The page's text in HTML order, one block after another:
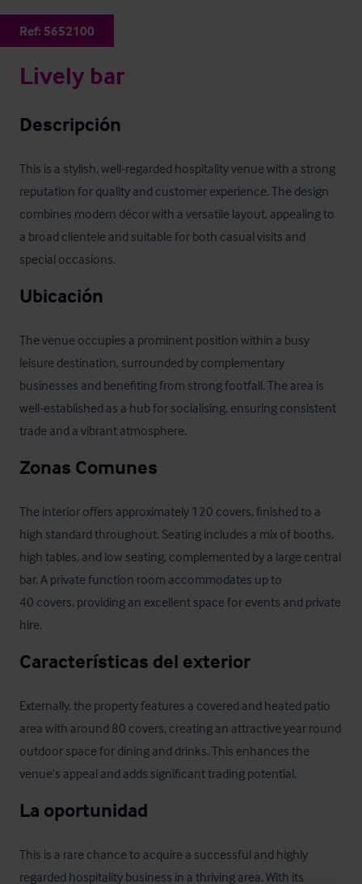
Ref: 5652100
Lively bar
Descripción
This is a stylish, well-regarded hospitality venue with a strong
reputation for quality and customer experience. The design
combines modern décor with a versatile layout, appealing to
a broad clientele and suitable for both casual visits and
special occasions.
Ubicación
The venue occupies a prominent position within a busy
leisure destination, surrounded by complementary
businesses and benefiting from strong footfall. The area is
well-established as a hub for socialising, ensuring consistent
trade and a vibrant atmosphere.
Zonas Comunes
The interior offers approximately 120 covers, finished to a
high standard throughout. Seating includes a mix of booths,
high tables, and low seating, complemented by a large central
bar. A private function room accommodates up to
40 covers, providing an excellent space for events and private
hire.
Características del exterior
Externally, the property features a covered and heated patio
area with around 80 covers, creating an attractive year round
outdoor space for dining and drinks. This enhances the
venue’s appeal and adds significant trading potential.
La oportunidad
This is a rare chance to acquire a successful and highly
regarded hospitality business in a thriving area. With its